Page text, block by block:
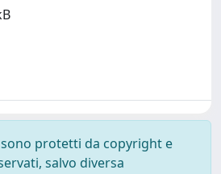
protetti da copyright e
salvo diversa